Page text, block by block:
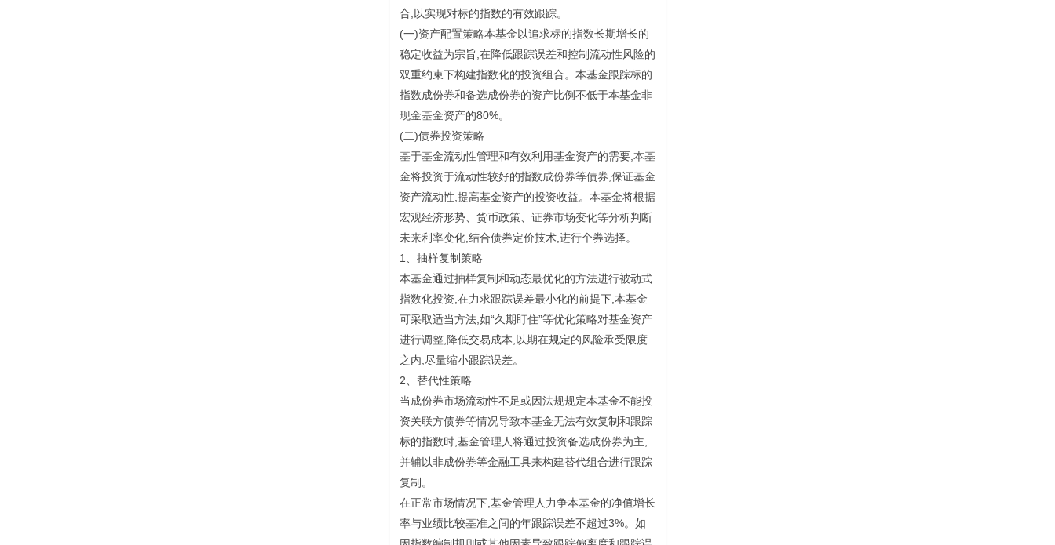
合,以实现对标的指数的有效跟踪。
(一)资产配置策略本基金以追求标的指数长期增长的
稳定收益为宗旨,在降低跟踪误差和控制流动性风险的
双重约束下构建指数化的投资组合。本基金跟踪标的
指数成份券和备选成份券的资产比例不低于本基金非
现金基金资产的80%。
(二)债券投资策略
基于基金流动性管理和有效利用基金资产的需要,本基
金将投资于流动性较好的指数成份券等债券,保证基金
资产流动性,提高基金资产的投资收益。本基金将根据
宏观经济形势、货币政策、证券市场变化等分析判断
未来利率变化,结合债券定价技术,进行个券选择。
1、抽样复制策略
本基金通过抽样复制和动态最优化的方法进行被动式
指数化投资,在力求跟踪误差最小化的前提下,本基金
可采取适当方法,如“久期盯住”等优化策略对基金资产
进行调整,降低交易成本,以期在规定的风险承受限度
之内,尽量缩小跟踪误差。
2、替代性策略
当成份券市场流动性不足或因法规规定本基金不能投
资关联方债券等情况导致本基金无法有效复制和跟踪
标的指数时,基金管理人将通过投资备选成份券为主,
并辅以非成份券等金融工具来构建替代组合进行跟踪
复制。
在正常市场情况下,基金管理人力争本基金的净值增长
率与业绩比较基准之间的年跟踪误差不超过3%。如